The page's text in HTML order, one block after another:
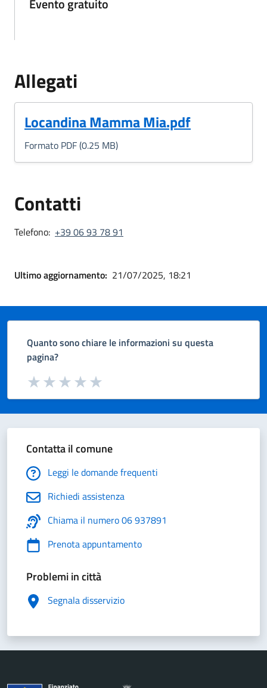
Evento gratuito
Allegati
Locandina Mamma Mia.pdf
(Formato PDF, 0.25 MB)
Formato PDF (0.25 MB)
Contatti
Telefono: +39 06 93 78 91
Ultimo aggiornamento: 21/07/2025, 18:21
Quanto sono chiare le informazioni su questa
pagina?
Valuta da 1 a 5 stelle la pagina
Valuta 5 stelle su 5
Valuta 4 stelle su 5
Valuta 3 stelle su 5
Valuta 2 stelle su 5
Valuta 1 stelle su 5
Contatta il comune
Leggi le domande frequenti
Richiedi assistenza
Chiama il numero 06 937891
Prenota appuntamento
Problemi in città
Segnala disservizio